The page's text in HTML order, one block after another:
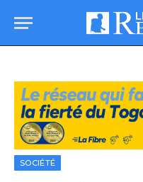
SOCIÉTÉ